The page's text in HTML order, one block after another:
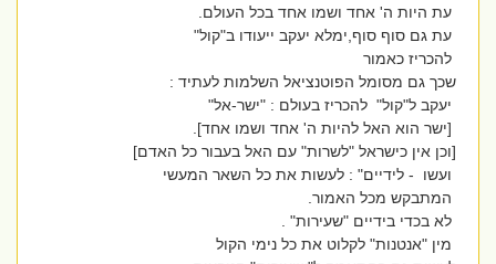
עת היות ה' אחד ושמו אחד בכל העולם.
עת גם סוף סוף,ימלא יעקב ייעודו ב"קול"
להכריז כאמור
שכך גם מסומל הפוטנציאל השלמות לעתיד :
יעקב ל"קול" להכריז בעולם : "ישר-אל"
[ישר הוא האל להיות ה' אחד ושמו אחד].
[וכן אין כישראל "לשרות" עם האל בעבור כל האדם]
ועשו - לידיים" : לעשות את כל השאר המעשי
המתבקש מכל האמור.
לא בכדי בידיים "שעירות" .
מין "אנטנות" לקלוט את כל נימי הקול